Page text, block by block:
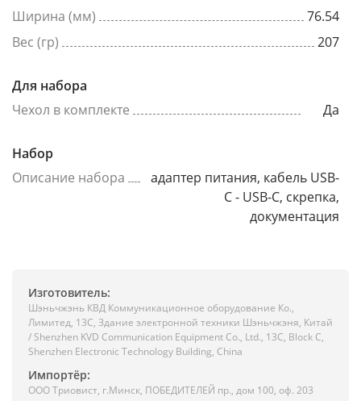
Ширина (мм)
76.54
Вес (гр)
207
Для набора
Чехол в комплекте
Да
Набор
Описание набора
адаптер питания, кабель USB-
C - USB-C, скрепка,
документация
Изготовитель:
Шэньчжэнь КВД Коммуникационное оборудование Ко.,
Лимитед, 13C, Здание электронной техники Шэньчжэня, Китай
/ Shenzhen KVD Communication Equipment Co., Ltd., 13C, Block C,
Shenzhen Electronic Technology Building, China
Импортёр:
ООО Триовист, г.Минск, ПОБЕДИТЕЛЕЙ пр., дом 100, оф. 203